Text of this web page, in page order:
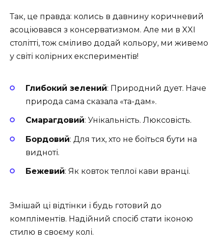
Так, це правда: колись в давнину коричневий
асоціювався з консерватизмом. Але ми в XXI
столітті, тож сміливо додай кольору, ми живемо
у світі колірних експериментів!
Глибокий зелений: Природний дует. Наче
природа сама сказала «та-дам».
Смарагдовий: Унікальність. Люксовість.
Бордовий: Для тих, хто не боїться бути на
видноті.
Бежевий: Як ковток теплої кави вранці.
Змішай ці відтінки і будь готовий до
компліментів. Надійний спосіб стати іконою
стилю в своєму колі.